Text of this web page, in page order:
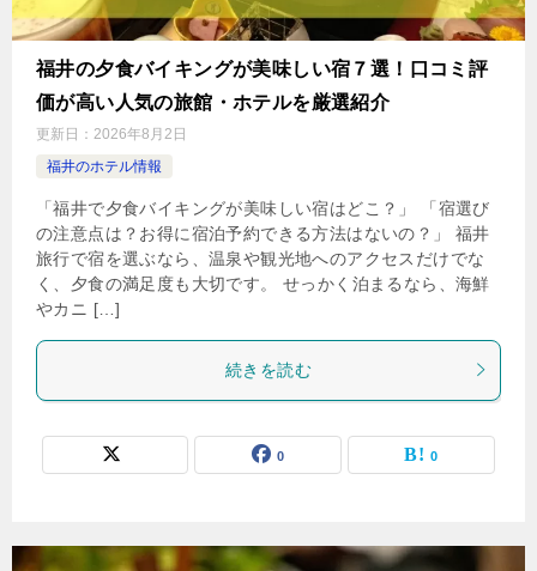
福井の夕食バイキングが美味しい宿７選！口コミ評
価が高い人気の旅館・ホテルを厳選紹介
更新日： 2026年8月2日
福井のホテル情報
「福井で夕食バイキングが美味しい宿はどこ？」 「宿選び
の注意点は？お得に宿泊予約できる方法はないの？」 福井
旅行で宿を選ぶなら、温泉や観光地へのアクセスだけでな
く、夕食の満足度も大切です。 せっかく泊まるなら、海鮮
やカニ […]
続きを読む
0 0